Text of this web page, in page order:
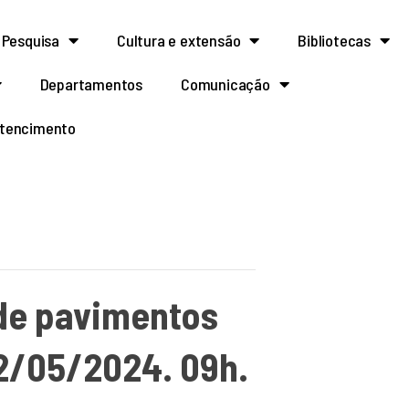
Pesquisa Cultura e extensão Bibliotecas
Departamentos Comunicação
pavimentos
05/2024. 09h.